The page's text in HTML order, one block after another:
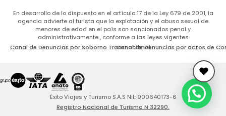
En desarrollo de lo dispuesto en el artículo 17 de la Ley 679 de 2001, la
agencia advierte al turista que la explotación y el abuso sexual de
menores de edad en el país son sancionados penal y
administrativamente , conforme a las leyes vigentes
Canal de Denuncias por Soborno TransnacionalCanal de Denuncias por actos de
Éxito Viajes y Turismo S.A.S Nit: 900640173-6
Registro Nacional de Turismo N 32290.